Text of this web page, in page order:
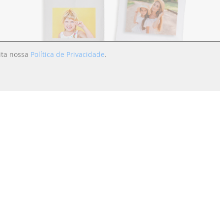
nossa Política de Privacidade.